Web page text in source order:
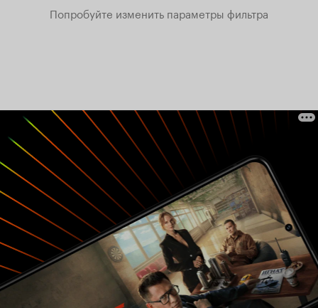
Попробуйте изменить параметры фильтра